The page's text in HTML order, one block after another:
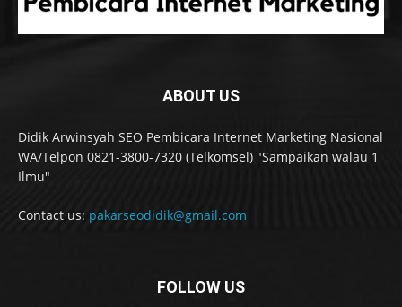
ABOUT US
Didik Arwinsyah SEO Pembicara Internet Marketing Nasional
WA/Telpon 0821-3800-7320 (Telkomsel) "Sampaikan walau 1
Ilmu"
Contact us: pakarseodidik@gmail.com
FOLLOW US